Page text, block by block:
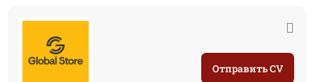
Отправить CV